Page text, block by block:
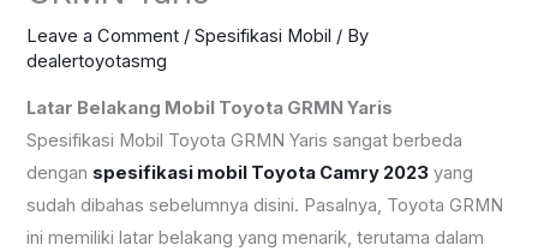
Leave a Comment /Spesifikasi Mobil / By
dealertoyotasmg
Latar Belakang Mobil Toyota GRMN Yaris
Spesifikasi Mobil Toyota GRMN Yaris sangat berbeda
dengan spesifikasi mobil Toyota Camry 2023 yang
sudah dibahas sebelumnya disini. Pasalnya, Toyota GRMN
ini memiliki latar belakang yang menarik, terutama dalam